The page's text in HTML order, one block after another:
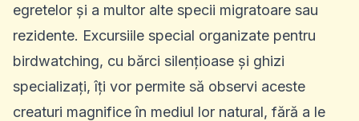
egretelor și a multor alte specii migratoare sau
rezidente. Excursiile special organizate pentru
birdwatching, cu bărci silențioase și ghizi
specializați, îți vor permite să observi aceste
creaturi magnifice în mediul lor natural, fără a le